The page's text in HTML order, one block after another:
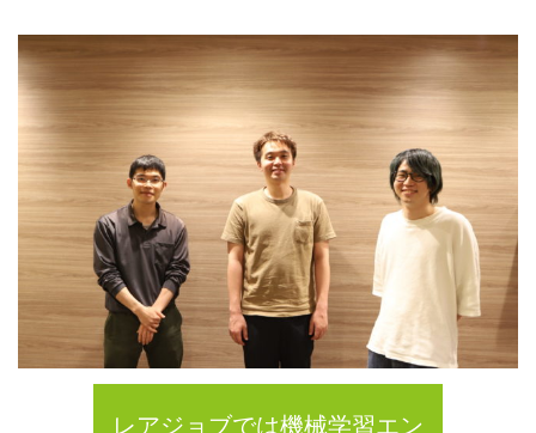
レアジョブでは機械学習エン